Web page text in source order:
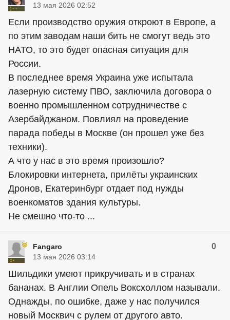
13 мая 2026 02:52
Если производство оружия откроют в Европе, а
по этим заводам наши бить не смогут ведь это
НАТО, то это будет опасная ситуация для
России.
В последнее время Украина уже испытала
лазерную систему ПВО, заключила договора о
военно промышленном сотрудничестве с
Азербайджаном. Повлиял на проведение
парада победы в Москве (он прошел уже без
техники).
А что у нас в это время произошло?
Блокировки интернета, прилёты украинских
Дронов, Екатеринбург отдает под нужды
военкоматов здания культуры.
Не смешно что-то ...
Fangaro 0
13 мая 2026 03:14
Шильдики умеют прикручивать и в странах
бананах. В Англии Опель Воксхоллом называли.
Однажды, по ошибке, даже у нас получился
новый Москвич с рулем от другого авто.